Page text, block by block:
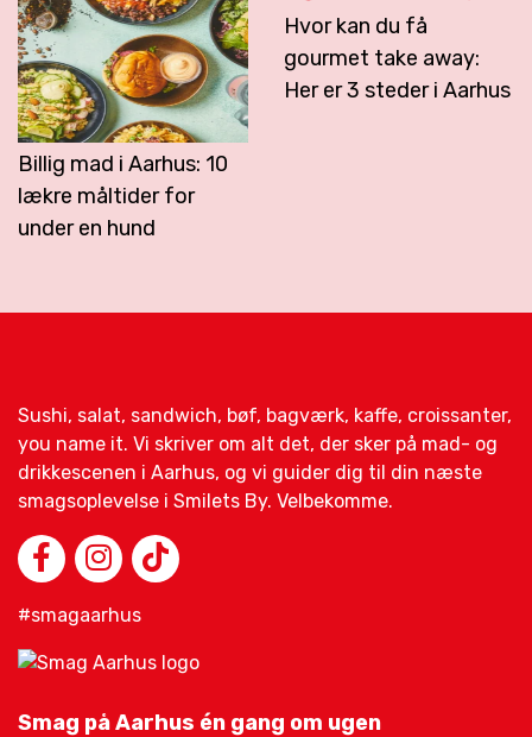
Billig mad i Aarhus: 10
lækre måltider for
under en hund
Hvor kan du få
gourmet take away:
Her er 3 steder i Aarhus
Sushi, salat, sandwich, bøf, bagværk, kaffe, croissanter,
you name it. Vi skriver om alt det, der sker på mad- og
drikkescenen i Aarhus, og vi guider dig til din næste
smagsoplevelse i Smilets By. Velbekomme.
#smagaarhus
Smag på Aarhus én gang om ugen